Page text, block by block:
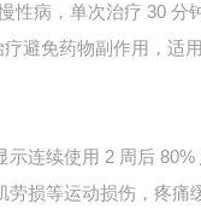
性病，单次治疗 30分
避免药物副作用，适用
示连续使用 2 周后 80%
损等运动损伤，疼痛